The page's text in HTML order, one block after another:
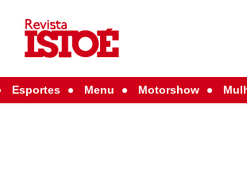
Esportes Menu Motorshow